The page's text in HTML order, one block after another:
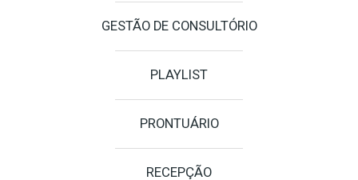
GESTÃO DE CONSULTÓRIO
PLAYLIST
PRONTUÁRIO
RECEPÇÃO